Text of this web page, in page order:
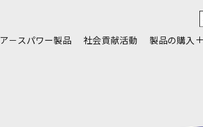
ア－スパワー製品 社会貢献活動 製品の購入